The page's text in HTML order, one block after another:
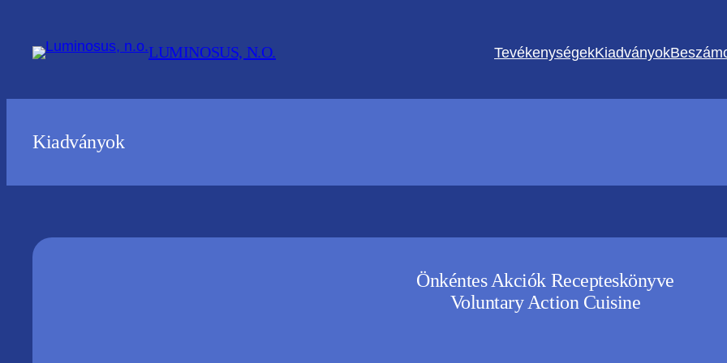
tartalomhoz
LUMINOSUS, N.O. TevékenységekKiadványok
Kiadványok
Önkéntes Akciók Recepteskönyve
Voluntary Action Cuisine